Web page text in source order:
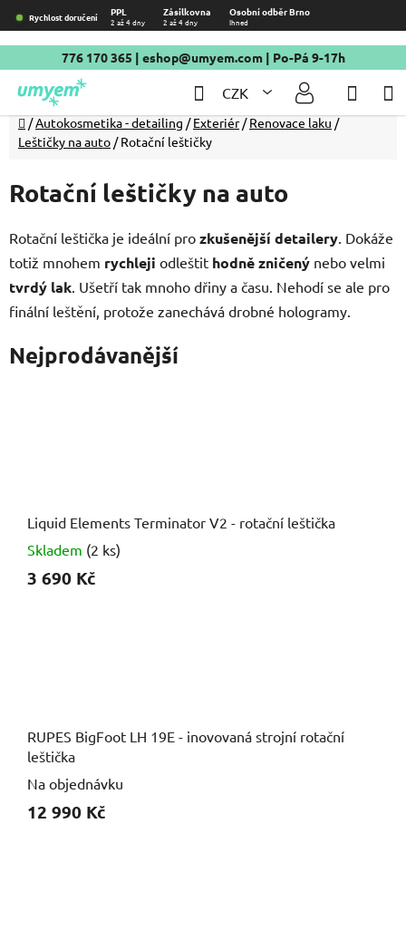
Přejít
na
obsah
Rychlost doručení PPL Zásilkovna Osobní odběr Brno
2 až 4 dny 2 až 4 dny Ihned
776 170 365 | eshop@umyem.com| Po-Pá 9-17h
CZK
Hledat
Domů
/Autokosmetika - detailing / Exteriér / Renovace laku /
Leštičky na auto / Rotační leštičky
Rotační leštičky na auto
Rotační leštička je ideální pro zkušenější detailery . Dokáže
totiž mnohem rychleji odleštit hodně zničený nebo velmi
tvrdý lak . Ušetří tak mnoho dřiny a času. Nehodí se ale pro
finální leštění, protože zanechává drobné hologramy.
Nejprodávanější
Liquid Elements Terminator V2 - rotační leštička
Skladem (2 ks)
3 690 Kč
RUPES BigFoot LH 19E - inovovaná strojní rotační
leštička
Na objednávku
12 990 Kč